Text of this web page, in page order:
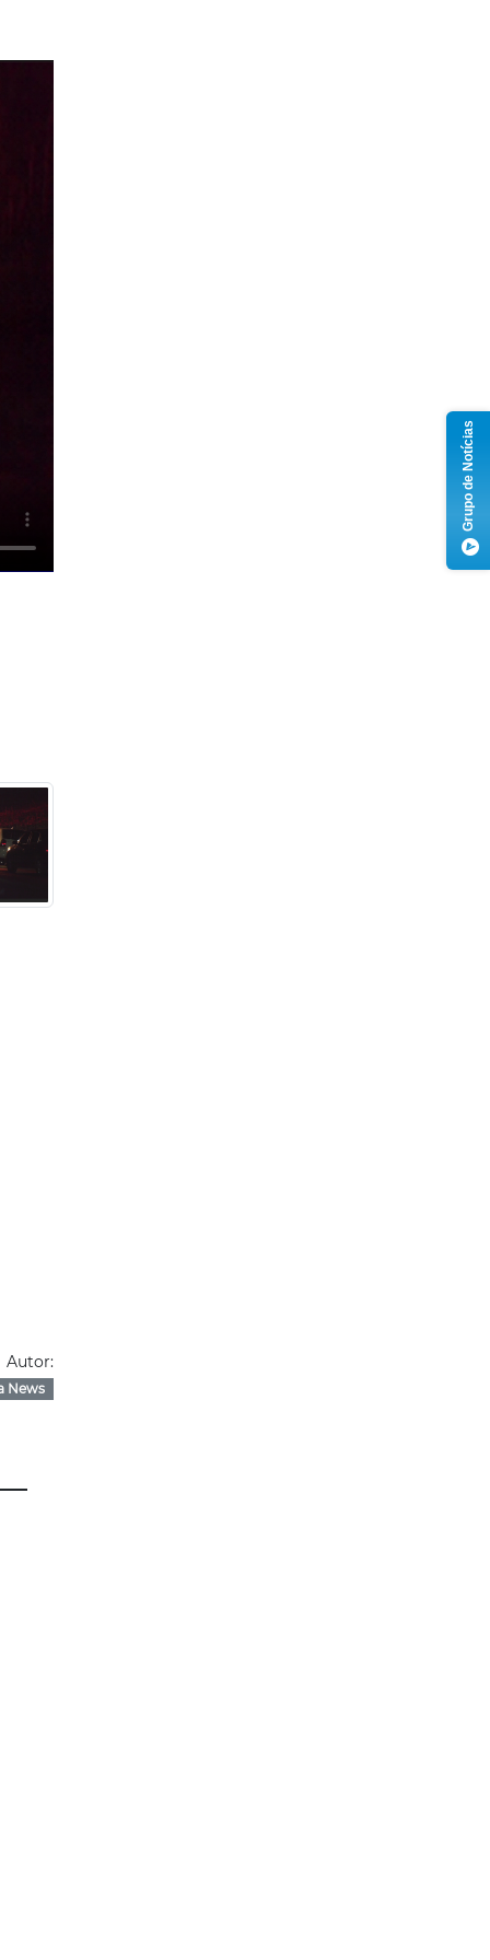
Autor:
News
Grupo de Notícias